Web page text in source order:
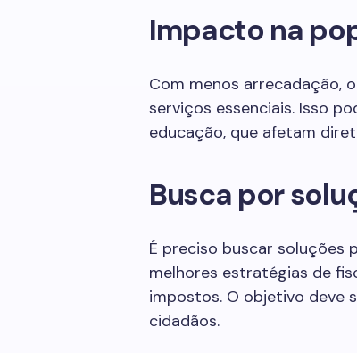
Impacto na
Com menos arrecadação,
serviços essenciais. Isso
educação, que afetam
Busca por
É preciso buscar soluções
melhores estratégias de
impostos. O objetivo deve
cidadãos.